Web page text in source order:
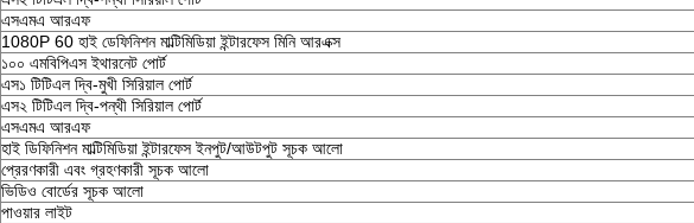
এসএমএ আরএফ
1080P 60 হাই ডেফিনিশন মাল্টিমিডিয়া ইন্টারফেস মিনি আরএক্স
১০০ এমবিপিএস ইথারনেট পোর্ট
এস১ টিটিএল দ্বি-মুখী সিরিয়াল পোর্ট
এস২ টিটিএল দ্বি-পন্থী সিরিয়াল পোর্ট
এসএমএ আরএফ
হাই ডিফিনিশন মাল্টিমিডিয়া ইন্টারফেস ইনপুট/আউটপুট সূচক আলো
প্রেরণকারী এবং গ্রহণকারী সূচক আলো
ভিডিও বোর্ডের সূচক আলো
পাওয়ার লাইট